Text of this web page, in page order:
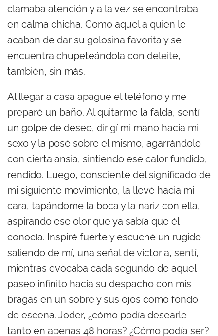
clamaba atención y a la vez se encontraba
en calma chicha. Como aquel a quien le
acaban de dar su golosina favorita y se
encuentra chupeteándola con deleite,
también, sin más.
Al llegar a casa apagué el teléfono y me
preparé un baño. Al quitarme la falda, sentí
un golpe de deseo, dirigí mi mano hacia mi
sexo y la posé sobre el mismo, agarrándolo
con cierta ansia, sintiendo ese calor fundido,
rendido. Luego, consciente del significado de
mi siguiente movimiento, la llevé hacia mi
cara, tapándome la boca y la nariz con ella,
aspirando ese olor que ya sabía que él
conocía. Inspiré fuerte y escuché un rugido
saliendo de mí, una señal de victoria, sentí,
mientras evocaba cada segundo de aquel
paseo infinito hacia su despacho con mis
bragas en un sobre y sus ojos como fondo
de escena. Joder, ¿cómo podía desearle
tanto en apenas 48 horas? ¿Cómo podía ser?